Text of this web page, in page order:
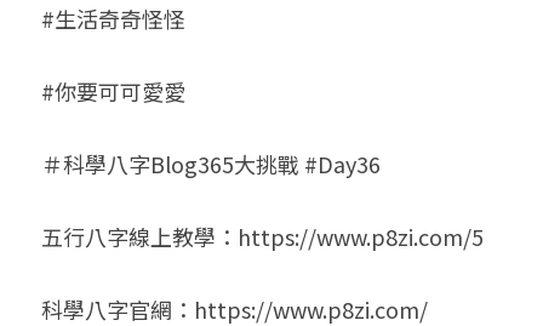
#生活奇奇怪怪
#你要可可愛愛
＃科學八字Blog365大挑戰 #Day36
五行八字線上教學：https://www.p8zi.com/5
科學八字官網：https://www.p8zi.com/